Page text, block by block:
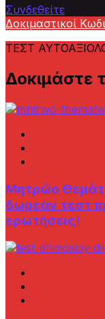
Συνδεθείτε
Δοκιμαστικοί
ΤΕΣΤ
Δοκιμάστε
Μητρώο
δωρεάν τεστ
ερωτήσεις!